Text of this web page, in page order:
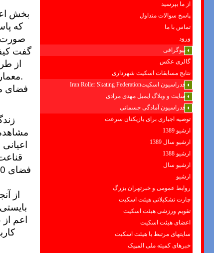
از ما بپرسید
پاسخ سوالات متداول
تماس با ما
ورود
بیوگرافی
گالری عکس
نتایج مسابقات اسکیت شهرداری
فدراسیون اسکیتIran Roller Skating Federation
سایت و وبلاگ ایمیل مهدی مرادی
فدراسیون آمادگی جسمانی
توصیه اجباری برای بازیکنان سرعت
ارشیو 1389
ارشیو سال 1389
ارشیو 1388
ارشیو سال
ارشیو
روابط عمومی و خبرتهران بزرگ
چارت تشکیلاتی هیئت اسکیت
تقویم ورزشی هیئت اسکیت
اعضای هیئت اسکیت
سایتهای مرتبط با هیئت اسکیت
خبرهای کمیته ملی المپیک
بخش
که
صورت
گفت
از
.
فضای
از
اعم